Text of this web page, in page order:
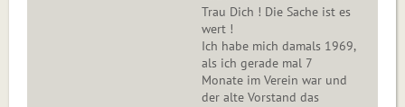
Trau Dich ! Die Sache ist es
wert !
Ich habe mich damals 1969,
als ich gerade mal 7
Monate im Verein war und
der alte Vorstand das